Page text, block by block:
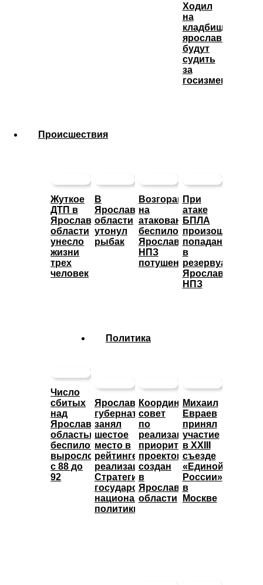
Ходил
на
кладбище:
ярославца
будут
судить
за
госизмену
Происшествия
Жуткое
ДТП в
Ярославской
области
унесло
жизни
трех
человек
В
Ярославской
области
утонул
рыбак
Возгорание
на
атакованном
беспилотниками
Ярославском
НПЗ
потушено
При
атаке
БПЛА
произошло
попадание
в
резервуары
Ярославского
НПЗ
Число
сбитых
над
Ярославской
областью
беспилотников
выросло
с 88 до
92
Политика
Ярославский
губернатор
занял
шестое
место в
рейтинге
реализации
Стратегии
государственной
национальной
политики
Координационный
совет
по
реализации
приоритетных
проектов
создан
в
Ярославской
области
Михаил
Евраев
принял
участие
в XXIII
съезде
«Единой
России»
в
Москве